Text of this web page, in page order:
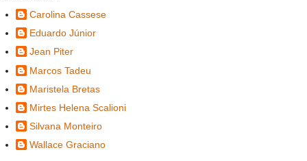
Carolina Cassese
Eduardo Júnior
Jean Piter
Marcos Tadeu
Maristela Bretas
Mirtes Helena Scalioni
Silvana Monteiro
Wallace Graciano